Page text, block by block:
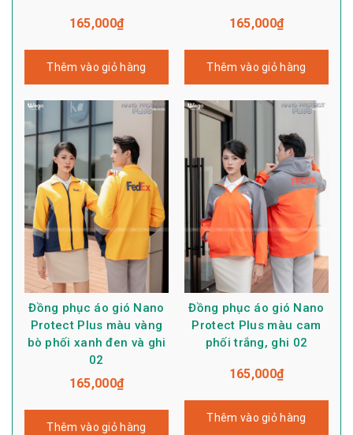
165,000₫
Thêm vào giỏ hàng
165,000₫
Thêm vào giỏ hàng
Đồng phục áo gió Nano
Protect Plus màu vàng
bò phối xanh đen và ghi
02
165,000₫
Thêm vào giỏ hàng
Đồng phục áo gió Nano
Protect Plus màu cam
phối trắng, ghi 02
165,000₫
Thêm vào giỏ hàng